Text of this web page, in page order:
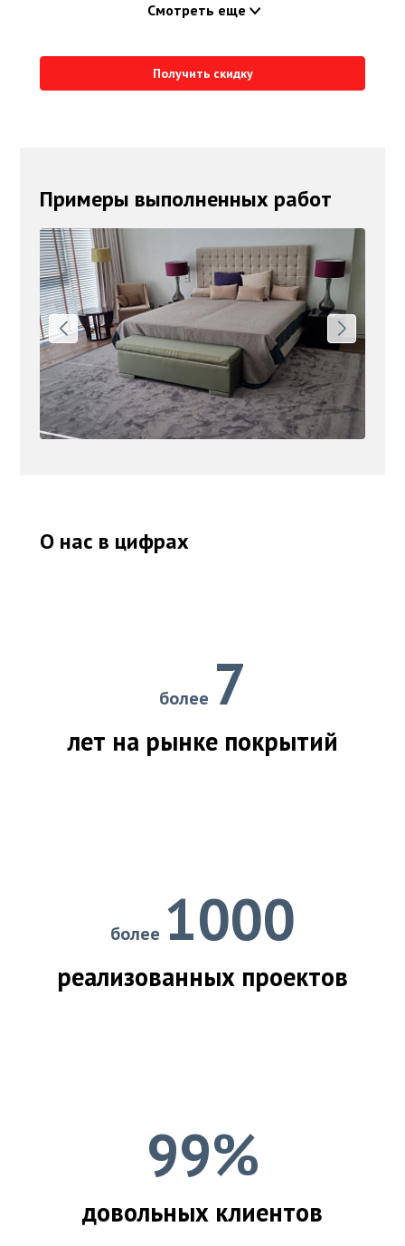
Смотреть еще
Получить скидку
Примеры выполненных работ
О нас в цифрах
более 7
лет на рынке покрытий
более 1000
реализованных проектов
99%
довольных клиентов